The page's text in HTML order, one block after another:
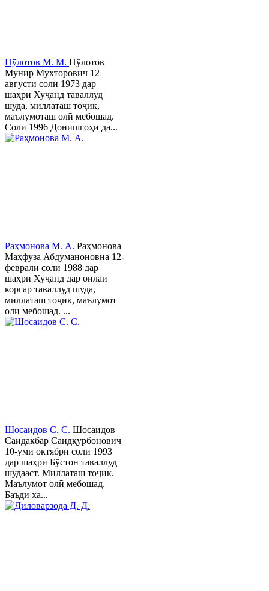
Пӯлотов М. М. Пўлотов
Мунир Мухторович 12
августи соли 1973 дар
шаҳри Хуҷанд таваллуд
шуда, миллаташ тоҷик,
маълумоташ олӣ мебошад.
Соли 1996 Донишгоҳи да...
Раҳмонова М. А. Раҳмонова
Маҳфуза Абдуманоновна 12-
феврали соли 1988 дар
шаҳри Хуҷанд дар оилаи
коргар таваллуд шуда,
миллаташ тоҷик, маълумот
олӣ мебошад. ...
Шосаидов С. С. Шосаидов
Саидакбар Саидқурбонович
10-уми октябри соли 1993
дар шаҳри Бўстон таваллуд
шудааст. Миллаташ тоҷик.
Маълумот олӣ мебошад.
Баъди ха...